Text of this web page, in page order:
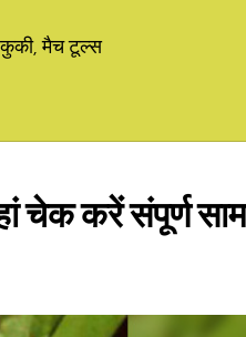
कुकी, मैच टूल्स
चेक करें संपूर्ण